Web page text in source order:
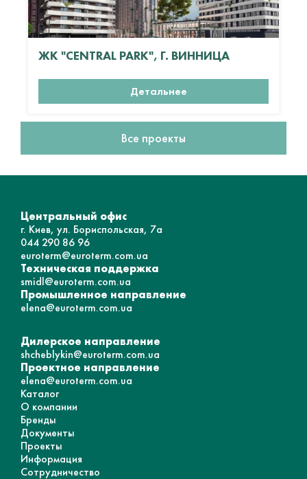
ЖК "CENTRAL PARK", Г. ВИННИЦА
Детальнее
Все проекты
Центральный офис
г. Киев, ул. Бориспольская, 7а
044 290 86 96
euroterm@euroterm.com.ua
Техническая поддержка
smidl@euroterm.com.ua
Промышленное направление
elena@euroterm.com.ua
Дилерское направление
shcheblykin@euroterm.com.ua
Проектное направление
elena@euroterm.com.ua
Каталог
О компании
Бренды
Документы
Проекты
Информация
Сотрудничество